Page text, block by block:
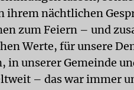
ihrem nächtlichen
zum Feiern – und
Werte, für unsere
in unserer Gemeinde
– das war immer